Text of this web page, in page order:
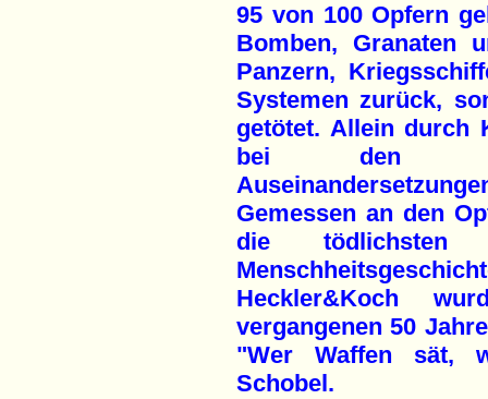
95 von 100 Opfern
Bomben, Granaten
Panzern,
Systemen zurück,
getötet. Allein durch
bei den
Gemessen an den
die tödlichsten
Heckler&Koch
vergangenen 50
"Wer Waffen sät,
Schobel.